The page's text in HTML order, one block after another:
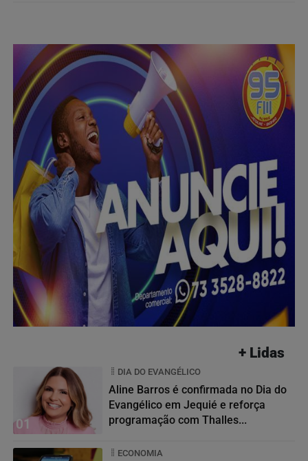
+ Lidas
01
DIA DO EVANGÉLICO
Aline Barros é confirmada no Dia do
Evangélico em Jequié e reforça
programação com Thalles...
ECONOMIA